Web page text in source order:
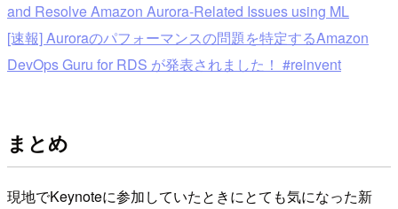
and Resolve Amazon Aurora-Related Issues using ML
[速報] Auroraのパフォーマンスの問題を特定するAmazon
DevOps Guru for RDS が発表されました！ #reinvent
まとめ
現地でKeynoteに参加していたときにとても気になった新